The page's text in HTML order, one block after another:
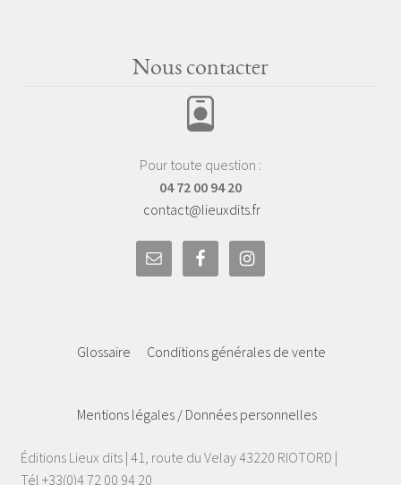
Nous contacter
Pour toute question :
04 72 00 94 20
contact@lieuxdits.fr
Glossaire Conditions générales de vente
Mentions légales / Données personnelles
Éditions Lieux dits | 41, route du Velay 43220 RIOTORD |
Tél +33(0)4 72 00 94 20